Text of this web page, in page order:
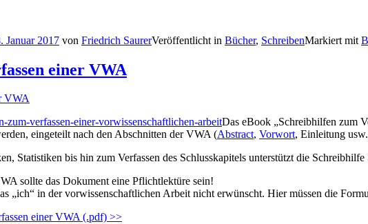
Januar 2017 von Friedrich SaurerVeröffentlicht in Bücher, SchreibenMarkiert mit
einer VWA
Das eBook „Schreibhilfen zum
eingeteilt nach den Abschnitten der VWA (Abstract, Vorwort, Einleitung
Statistiken bis hin zum Verfassen des Schlusskapitels unterstützt die
sollte das Dokument eine Pflichtlektüre sein!
„ich“ in der vorwissenschaftlichen Arbeit nicht erwünscht. Hier müssen die
einer VWA (.pdf) >>